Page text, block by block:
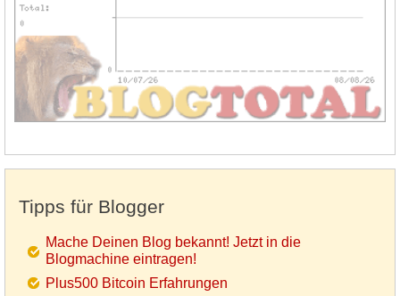
Tipps für Blogger
Mache Deinen Blog bekannt! Jetzt in die
Blogmachine eintragen!
Plus500 Bitcoin Erfahrungen